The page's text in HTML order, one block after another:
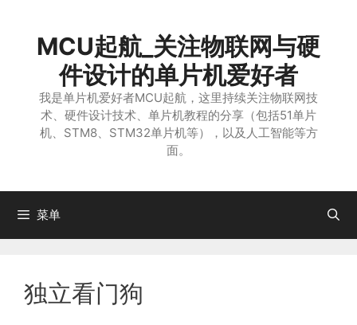
MCU起航_关注物联网与硬
件设计的单片机爱好者
我是单片机爱好者MCU起航，这里持续关注物联网技
术、硬件设计技术、单片机教程的分享（包括51单片
机、STM8、STM32单片机等），以及人工智能等方
面。
菜单
独立看门狗